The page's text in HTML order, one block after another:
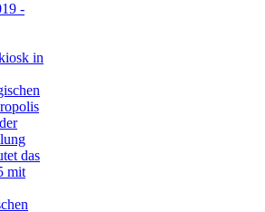
-
in
das
mit